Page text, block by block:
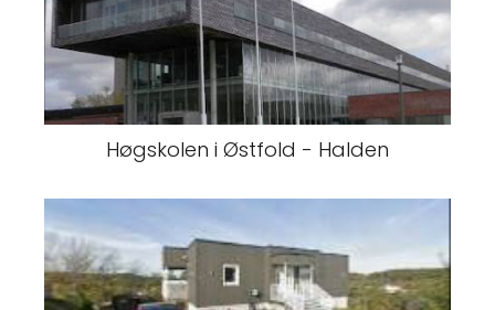
Høgskolen i Østfold - Halden